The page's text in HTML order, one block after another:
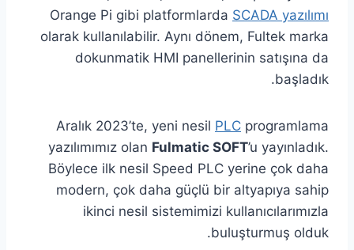
Orange Pi gibi platformlarda SCADA yazılımı
olarak kullanılabilir. Aynı dönem, Fultek marka
dokunmatik HMI panellerinin satışına da
başladık.
Aralık 2023’te, yeni nesil PLC programlama
yazılımımız olan Fulmatic SOFT’u yayınladık.
Böylece ilk nesil Speed PLC yerine çok daha
modern, çok daha güçlü bir altyapıya sahip
ikinci nesil sistemimizi kullanıcılarımızla
buluşturmuş olduk.